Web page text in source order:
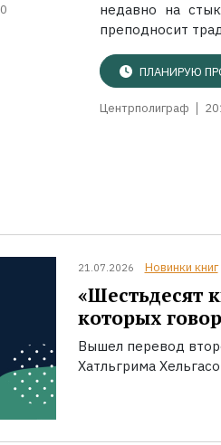
0
недавно на
преподносит
ПЛАНИРУЮ
Центрполиграф
21.07.2026 Новинки книг
«Шестьдесят
которых
Вышел перевод
Хатльгрима